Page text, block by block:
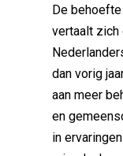
De
vertaalt zich
dan vorig
aan meer
en
in